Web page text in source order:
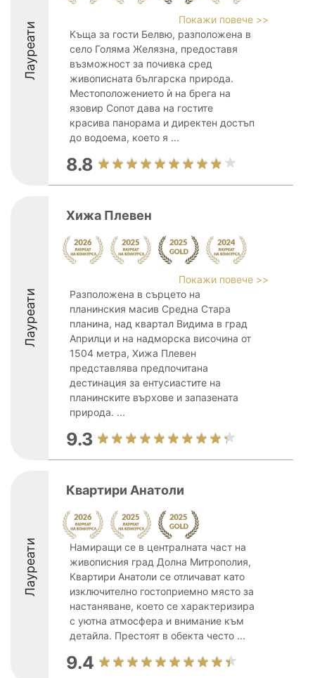
Лауреати
Покажи повече >>
Къща за гости Белвю, разположена в
село Голяма Желязна, предоставя
възможност за почивка сред
живописната българска природа.
Местоположението ѝ на брега на
язовир Сопот дава на гостите
красива панорама и директен достъп
до водоема, което я ...
8.8
Лауреати
Хижа Плевен
Покажи повече >>
Разположена в сърцето на
планинския масив Средна Стара
планина, над квартал Видима в град
Априлци и на надморска височина от
1504 метра, Хижа Плевен
представлява предпочитана
дестинация за ентусиастите на
планинските върхове и запазената
природа. ...
9.3
Лауреати
Квартири Анатоли
Намиращи се в централната част на
живописния град Долна Митрополия,
Квартири Анатоли се отличават като
изключително гостоприемно място за
настаняване, което се характеризира
с уютна атмосфера и внимание към
детайла. Престоят в обекта често ...
9.4